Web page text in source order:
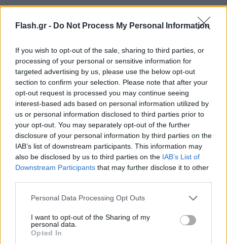
Flash.gr - Do Not Process My Personal Information
If you wish to opt-out of the sale, sharing to third parties, or
processing of your personal or sensitive information for
targeted advertising by us, please use the below opt-out
section to confirm your selection. Please note that after your
opt-out request is processed you may continue seeing
interest-based ads based on personal information utilized by
us or personal information disclosed to third parties prior to
your opt-out. You may separately opt-out of the further
disclosure of your personal information by third parties on the
IAB’s list of downstream participants. This information may
also be disclosed by us to third parties on the IAB’s List of
Downstream Participants that may further disclose it to other
Please note that this website/app uses one or more Google
not limited to your visit or usage behaviour. You may click to
grant or deny consent to Google and its third-party tags to
use your data for below specified purposes in below Google
Personal Data Processing Opt Outs
I want to opt-out of the Sharing of my
personal data.
Opted In
Υπενθυμίζεται ότι ο πατέρας της 14χρονης ξέσπασε
στη θέα του συλληφθέντος, έξω από το κτίριο της